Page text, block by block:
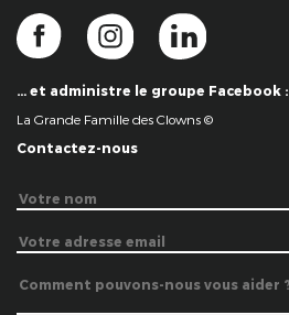
… et administre le groupe Facebook :
La Grande Famille des Clowns ©
Contactez-nous